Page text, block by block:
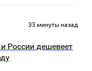
33 минуты назад
России дешевеет